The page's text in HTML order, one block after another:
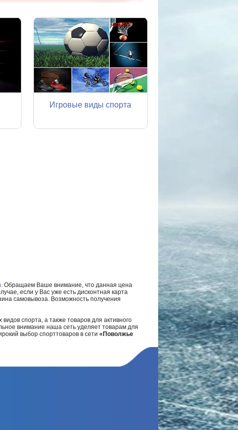
Игровые виды спорта
. Обращаем Ваше внимание, что данная цена
если у Вас уже есть дисконтная карта
самовывоза. Возможность получения
спорта, а также товаров для активного
внимание наша сеть уделяет товарам для
выбор спорттоваров в сети «Поволжье